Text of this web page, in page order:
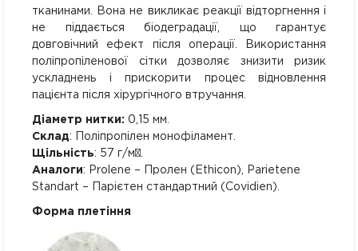
тканинами. Вона не викликає реакції відторгнення і
не піддається біодеградації, що гарантує
довговічний ефект після операції. Використання
поліпропіленової сітки дозволяє знизити ризик
ускладнень і прискорити процес відновлення
пацієнта після хірургічного втручання.
Діаметр нитки: 0,15 мм.
Склад: Поліпропілен монофіламент.
Щільність: 57 г/м².
Аналоги: Prolene – Пролен (Ethicon), Parietene
Standart – Парієтен стандартний (Covidien).
Форма плетіння